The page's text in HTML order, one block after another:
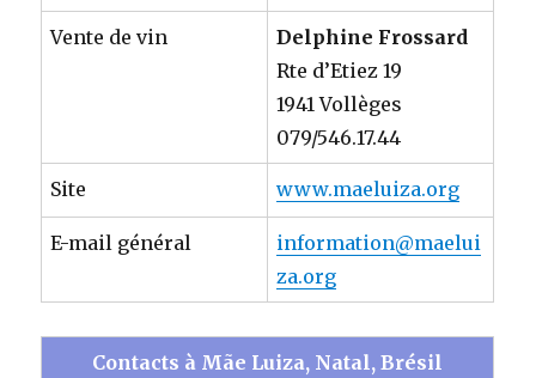
Vente de vin
Delphine Frossard
Rte d’Etiez 19
1941 Vollèges
079/546.17.44
Site www.maeluiza.org
E-mail général
information@maelui
za.org
Contacts à Mãe Luiza, Natal, Brésil